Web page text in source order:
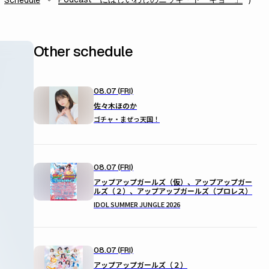
Other schedule
08.07 (FRI)
佐々木ほのか
ゴチャ・まぜっ天国！
08.07 (FRI)
アップアップガールズ（仮）、アップアップガー
ルズ（２）、アップアップガールズ（プロレス）
IDOL SUMMER JUNGLE 2026
08.07 (FRI)
アップアップガールズ（２）